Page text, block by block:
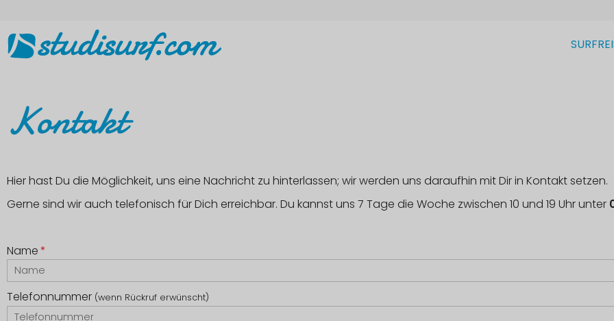
Kontakt
Hier hast Du die Möglichkeit, uns eine Nachricht zu hinterlassen; wir werden uns daraufhin mit Dir in Kontakt setzen.
Gerne sind wir auch telefonisch für Dich erreichbar. Du kannst uns 7 Tage die Woche zwischen 10 und 19 Uhr unter
Name*
Telefonnummer (wenn Rückruf erwünscht)